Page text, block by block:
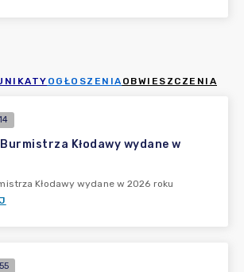
OGŁOSZENIA OBWIESZCZENIA
Kłodawy wydane w
Kłodawy wydane w 2026 roku